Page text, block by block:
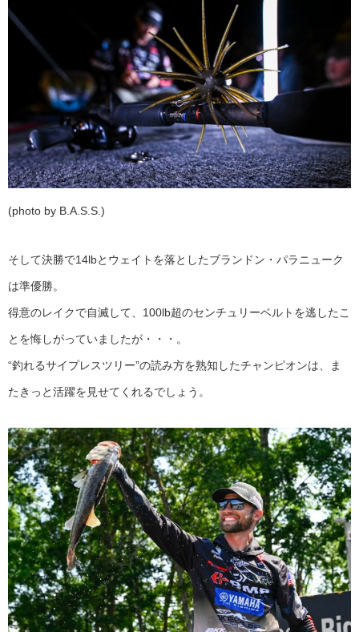
(photo by B.A.S.S.)
そして決勝で14lbとウェイトを落としたブランドン・パラニューク
は準優勝。
得意のレイクで自滅して、100lb超のセンチュリーベルトを逃したこ
とを悔しがっていましたが・・・。
“釣れるサイプレスツリー”の読み方を熟知したチャンピオンは、ま
たきっと活躍を見せてくれるでしょう。